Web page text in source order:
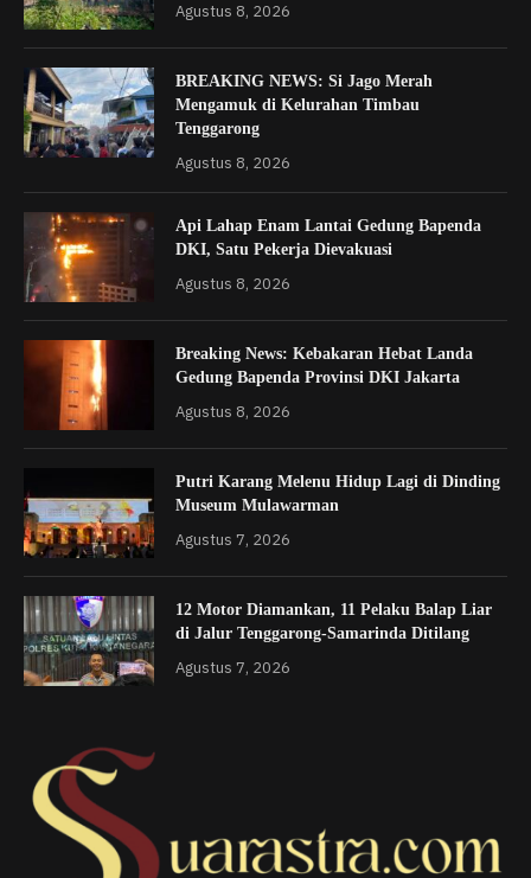
Agustus 8, 2026
BREAKING NEWS: Si Jago Merah
Mengamuk di Kelurahan Timbau
Tenggarong
Agustus 8, 2026
Api Lahap Enam Lantai Gedung Bapenda
DKI, Satu Pekerja Dievakuasi
Agustus 8, 2026
Breaking News: Kebakaran Hebat Landa
Gedung Bapenda Provinsi DKI Jakarta
Agustus 8, 2026
Putri Karang Melenu Hidup Lagi di Dinding
Museum Mulawarman
Agustus 7, 2026
12 Motor Diamankan, 11 Pelaku Balap Liar
di Jalur Tenggarong-Samarinda Ditilang
Agustus 7, 2026